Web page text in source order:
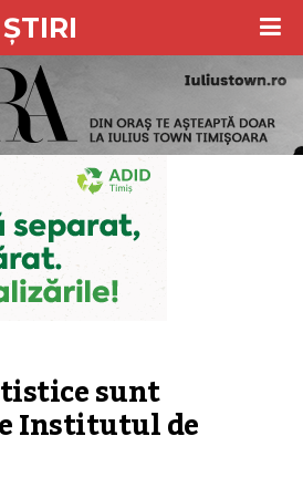
sunt
Institutul de